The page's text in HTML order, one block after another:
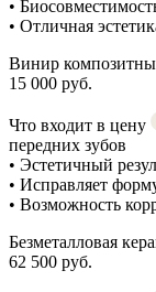
•
• Отличная
Винир
15 000 руб.
Что входит в цену
передних зубов
• Эстетичный
• Исправляет
• Возможность
Безметалловая
62 500 руб.